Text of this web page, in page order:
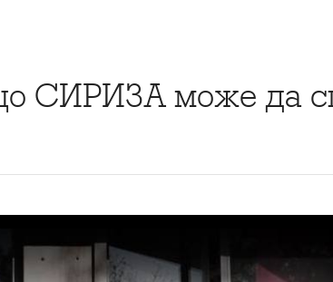
СИРИЗА може да